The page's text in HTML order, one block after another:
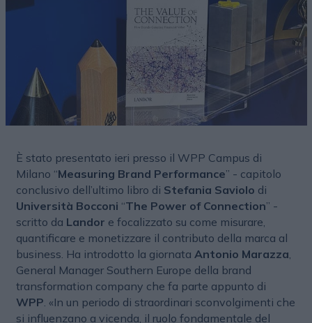
È stato presentato ieri presso il WPP Campus di
Milano “Measuring Brand Performance” - capitolo
conclusivo dell’ultimo libro di Stefania Saviolo di
Università Bocconi “The Power of Connection” -
scritto da Landor e focalizzato su come misurare,
quantificare e monetizzare il contributo della marca al
business. Ha introdotto la giornata Antonio Marazza,
General Manager Southern Europe della brand
transformation company che fa parte appunto di
WPP. «In un periodo di straordinari sconvolgimenti che
si influenzano a vicenda, il ruolo fondamentale del